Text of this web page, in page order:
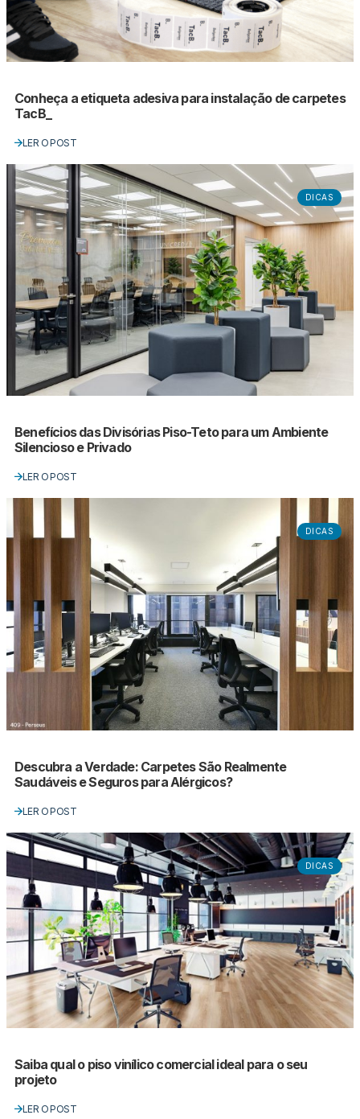
Conheça a etiqueta adesiva para instalação de carpetes
TacB_
LER O POST
DICAS
Benefícios das Divisórias Piso-Teto para um Ambiente
Silencioso e Privado
LER O POST
DICAS
Descubra a Verdade: Carpetes São Realmente
Saudáveis e Seguros para Alérgicos?
LER O POST
DICAS
Saiba qual o piso vinílico comercial ideal para o seu
projeto
LER O POST